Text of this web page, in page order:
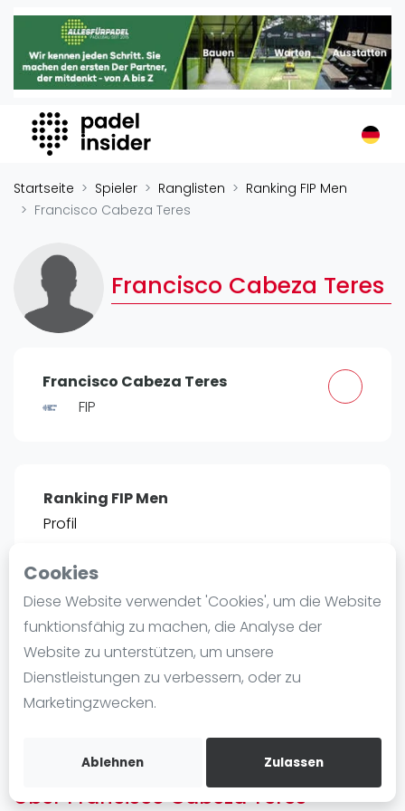
Cookies
Diese Website verwendet 'Cookies', um die Website
funktionsfähig zu machen, die Analyse der
Website zu unterstützen, um unsere
Dienstleistungen zu verbessern, oder zu
Marketingzwecken.
Ablehnen Zulassen
Padel Insider
Home
Organisationen
Buchungssysteme
Padel-Shops
Padel-Marken
Verschiedenes
Veranstaltungen
Turniere
Playtomic
Frauen
FIP Männer
Blog
Die Geschichte von Padel
Regeln und Punktzählung
Padel Schläge
Video
Startseite Spieler Ranglisten
Ranking FIP Men
Francisco Cabeza Teres
Francisco Cabeza Teres
Francisco Cabeza Teres
FIP
Ranking FIP Men
Profil
POSITIE
#41 1.359
Bist duFrancisco Cabeza Teres
Kostenloses Konto erstellen
Über Francisco Cabeza Teres